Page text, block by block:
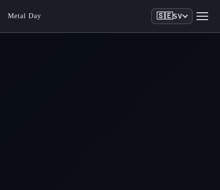
Metal Day 🇸🇪SV